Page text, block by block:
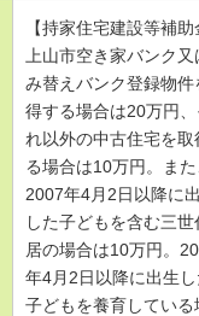
【持家住宅建設等補助
上山市空き家バンク又
み替えバンク登録物件
得する場合は20万円、
れ以外の中古住宅を取
る場合は10万円。また
2007年4月2日以降に
した子どもを含む三世
居の場合は10万円。
年4月2日以降に出生し
子どもを養育している